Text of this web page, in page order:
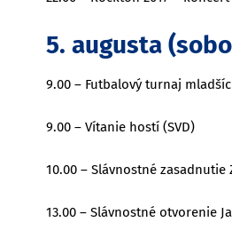
5. augusta
9.00 – Futbalový turnaj
9.00 – Vítanie hostí (SVD)
10.00 – Slávnostné zasadnutie
13.00 – Slávnostné otvorenie